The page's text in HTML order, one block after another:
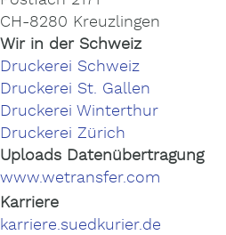
CH-8280 Kreuzlingen
Wir in der Schweiz
Druckerei Schweiz
Druckerei St. Gallen
Druckerei Winterthur
Druckerei Zürich
Uploads Datenübertragung
www.wetransfer.com
Karriere
karriere.suedkurier.de